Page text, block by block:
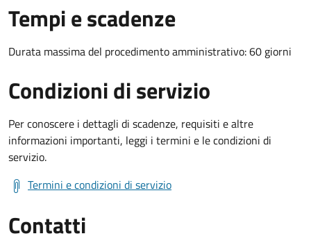
Tempi e scadenze
Durata massima del procedimento amministrativo: 60 giorni
Condizioni di servizio
Per conoscere i dettagli di scadenze, requisiti e altre
informazioni importanti, leggi i termini e le condizioni di
servizio.
Termini e condizioni di servizio
Contatti